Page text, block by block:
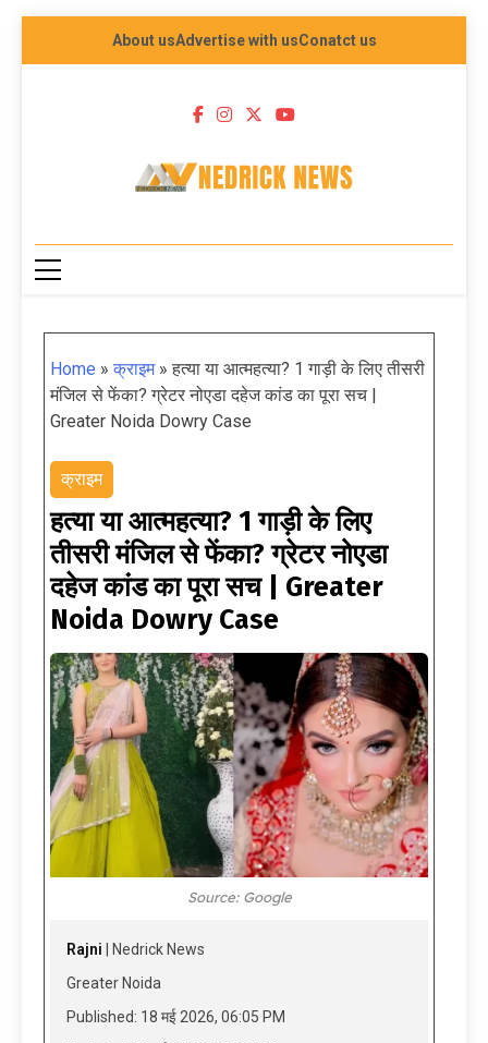
About usAdvertise with usConatct us
NEDRICK NEWS
Home »क्राइम»हत्या या आत्महत्या? 1 गाड़ी के लिए तीसरी
मंजिल से फेंका? ग्रेटर नोएडा दहेज कांड का पूरा सच |
Greater Noida Dowry Case
क्राइम
हत्या या आत्महत्या? 1 गाड़ी के लिए
तीसरी मंजिल से फेंका? ग्रेटर नोएडा
दहेज कांड का पूरा सच | Greater
Noida Dowry Case
Source: Google
Rajni | Nedrick News
Greater Noida
Published: 18 मई 2026, 06:05 PM